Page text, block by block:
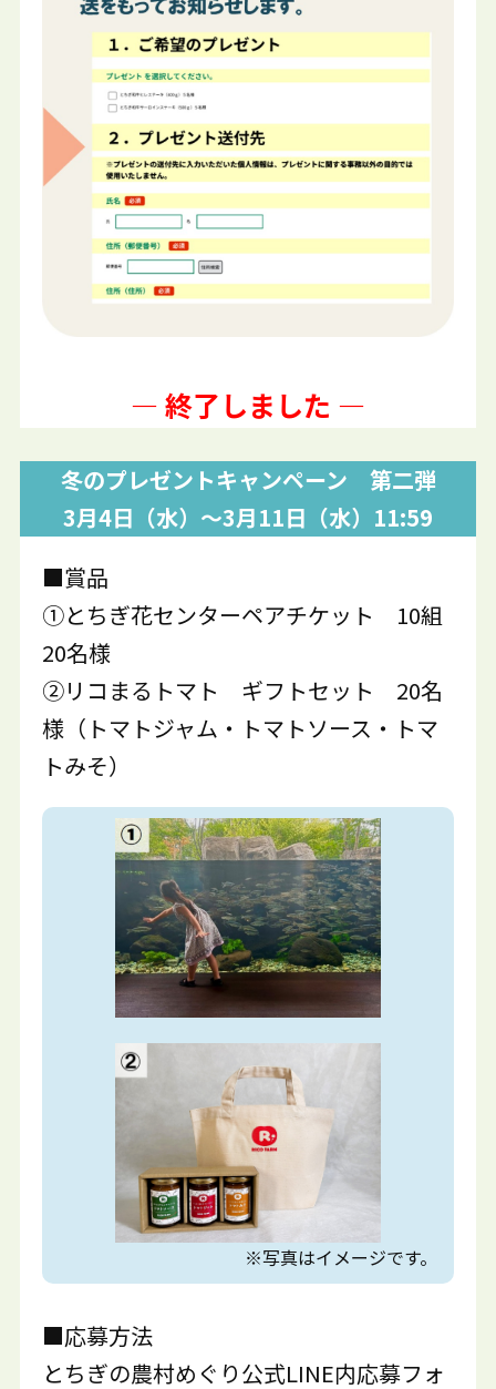
— 終了しました —
冬のプレゼントキャンペーン 第二弾
3月4日（水）～3月11日（水）11:59
■賞品
①とちぎ花センターペアチケット 10組
20名様
②リコまるトマト ギフトセット 20名
様（トマトジャム・トマトソース・トマ
トみそ）
※写真はイメージです。
■応募方法
とちぎの農村めぐり公式LINE内応募フォ